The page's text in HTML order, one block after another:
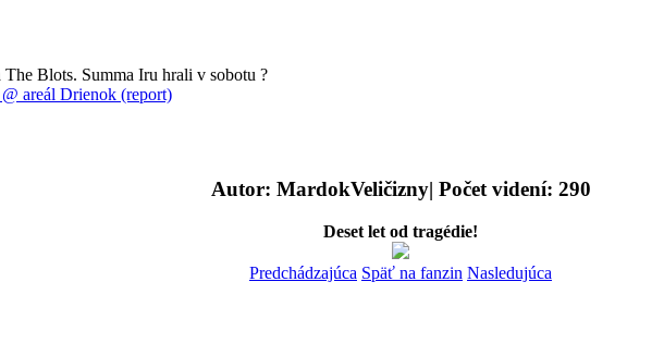
Blots. Summa Iru hrali v sobotu ?
areál Drienok (report)
Autor: MardokVeličizny| Počet videní: 290
Deset let od tragédie!
Predchádzajúca Späť na fanzin Nasledujúca